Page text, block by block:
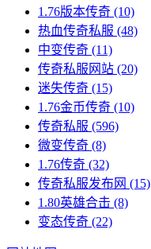
1.76版本传奇 (10)
热血传奇私服 (48)
中变传奇 (11)
传奇私服网站 (20)
迷失传奇 (15)
1.76金币传奇 (10)
传奇私服 (596)
微变传奇 (8)
1.76传奇 (32)
传奇私服发布网 (15)
1.80英雄合击 (8)
变态传奇 (22)